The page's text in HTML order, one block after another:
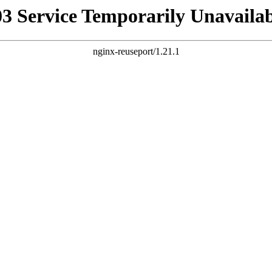
Service Temporarily
nginx-reuseport/1.21.1